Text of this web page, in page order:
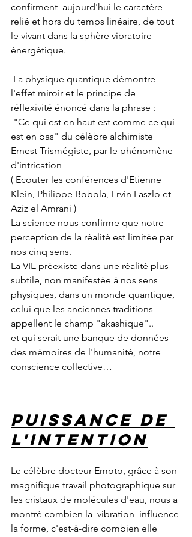
confirment  aujourd'hui le caractère
relié et hors du temps linéaire, de tout
le vivant dans la sphère vibratoire
énergétique.
l'effet miroir et le principe de
réflexivité énoncé dans la phrase :
est en bas" du célèbre alchimiste
Ernest Trismégiste, par le phénomène
d'intrication
( Ecouter les conférences d'Etienne
Klein, Philippe Bobola, Ervin Laszlo et
Aziz el Amrani )
La science nous confirme que notre
perception de la réalité est limitée par
nos cinq sens.
La VIE préexiste dans une réalité plus
subtile, non manifestée à nos sens
physiques, dans un monde quantique,
celui que les anciennes traditions
appellent le champ "akashique"..
et qui serait une banque de données
des mémoires de l'humanité, notre
conscience collective…
Puissance de
l'intention
Le célèbre docteur Emoto, grâce à son
magnifique travail photographique sur
les cristaux de molécules d'eau, nous a
montré combien la  vibration  influence
la forme, c'est-à-dire combien elle